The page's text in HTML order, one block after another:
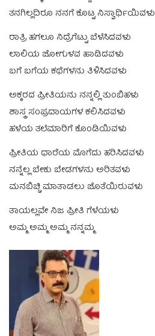
ತನಗಿಲ್ಲದಿರೂ ನನಗೆ ಕೊಟ್ಟ ನಿಸ್ವಾರ್ಥಿಯಿವಳು
ರಾತ್ರಿ ಹಗಲೂ ನಿದ್ರೆಗೆಟ್ಟು ಬೆಳೆಸಿದವಳು
ಲಾಲಿಯ ಜೋಗುಳವ ಹಾಡಿದವಳು
ಬಗೆ ಬಗೆಯ ಕಥೆಗಳನು ತಿಳಿಸಿದವಳು
ಅಕ್ಕರದ ಪ್ರೀತಿಯನು ನನ್ನಲ್ಲಿ ತುಂಬಿಹಳು
ಶಾಸ್ತ್ರ ಸಂಪ್ರದಾಯಗಳ ಕಲಿಸಿದವಳು
ಹಳೆಯ ತಲೆಮಾರಿಗೆ ಕೊಂಡಿಯಿವಳು
ಪ್ರೀತಿಯ ಧಾರೆಯ ಮೊಗೆದು ಹರಿಸಿದವಳು
ನನ್ನೆಲ್ಲ ಬೇಕು ಬೇಡಗಳನು ಅರಿತವಳು
ಮನಬಿಚ್ಚಿ ಮಾತಾಡಲು ಜೊತೆಯಿರುವಳು
ತಾಯಲ್ಲವೇ ನಿಜ ಪ್ರೀತಿ ಗೆಳೆಯಳು
ಅಮ್ಮ ಅಮ್ಮ ಅಮ್ಮ ನನ್ನಮ್ಮ